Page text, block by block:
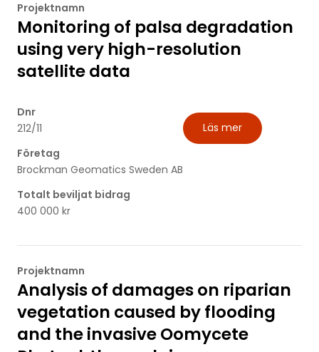
Projektnamn
Monitoring of palsa degradation
using very high-resolution
satellite data
Dnr
212/11
Företag
Brockman Geomatics Sweden AB
Totalt beviljat bidrag
400 000 kr
Läs mer
Projektnamn
Analysis of damages on riparian
vegetation caused by flooding
and the invasive Oomycete